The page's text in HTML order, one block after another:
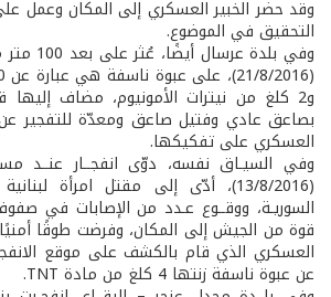
وقد حضر الخبير العسكري إلى المكان وعمل
التحقيق في الموضوع.
وفي بلدة
و2 كلغ من نيترات الأمونيوم، مضاف
بصاعق عادي وفتيل صاعق ومعدّة للتفجير
العسكري على تفكيكها.
وفي السيـاق نفسه، دوّى انفجــار عنــد
(13/8/2016)، أدّى إلى مقتل امرأة
السوريـة، ووقــوع عـدد من الإصابات في
قوة من الجيش إلى المكان، وفرضت طوقًا
العسكري الذي قام بالكشف على موقع
عن عبوة ناسفة زنتها 4 كلغ من مادة TNT.